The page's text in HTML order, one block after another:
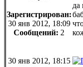
Зарегистрирован:
30 янв 2012, 18:09
Сообщений: 2
да
30 янв 2012, 18:15